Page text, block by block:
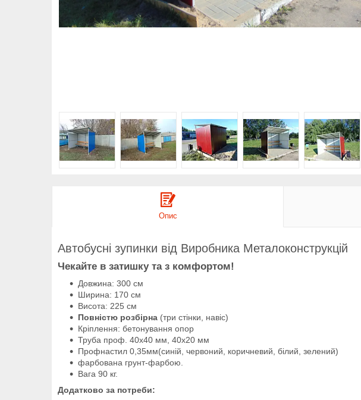
Опис
Автобусні зупинки від Виробника Металоконструкцій
Чекайте в затишку та з комфортом!
Довжина: 300 см
Ширина: 170 см
Висота: 225 см
Повністю розбірна (три стінки, навіс)
Кріплення: бетонування опор
Труба проф. 40х40 мм, 40х20 мм
Профнастил 0,35мм(синій, червоний, коричневий, білий, зелений)
фарбована грунт-фарбою.
Вага 90 кг.
Додатково за потреби: